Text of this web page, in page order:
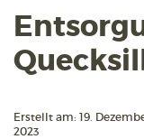
Erstellt am: 19.
2023